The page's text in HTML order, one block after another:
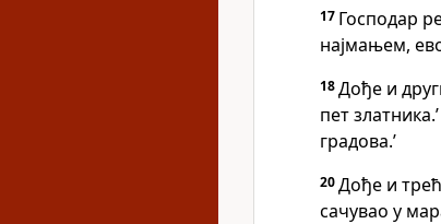
17 Господар
најмањем,
18Дође и
пет златника.’
градова.’
20Дође и
сачувао у